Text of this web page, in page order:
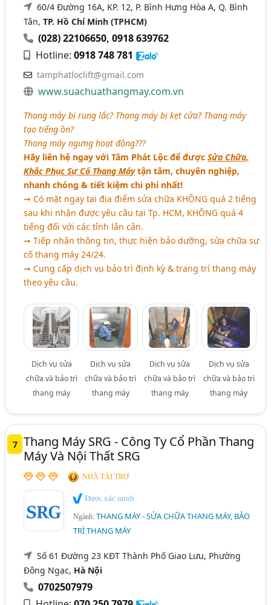
60/4 Đường 16A, KP. 12, P. Bình Hưng Hòa A, Q. Bình
Tân,TP. Hồ Chí Minh (TPHCM)
(028) 22106650,0918 639762
Hotline:0918 748 781
tamphatloclift@gmail.com
www.suachuathangmay.com.vn
Thang máy bị rung lắc? Thang máy bị kẹt cửa? Thang máy
tạo tiếng ồn?
Thang máy ngưng hoạt động???
Hãy liên hệ ngay với Tâm Phát Lộc để đượcSửa Chữa,
Khắc Phục Sự Cố Thang Máytận tâm, chuyên nghiệp,
nhanh chóng & tiết kiệm chi phí nhất!
➞ Có mặt ngay tại địa điểm sửa chữa KHÔNG quá 2 tiếng
sau khi nhận được yêu cầu tại Tp. HCM, KHÔNG quá 4
tiếng đối với các tỉnh lân cận.
➞ Tiếp nhận thông tin, thực hiện bảo dưỡng, sửa chữa sự
cố thang máy 24/24.
➞ Cung cấp dịch vụ bảo trì định kỳ & trang trí thang máy
theo yêu cầu.
Dịch vụ sửa
chữa và bảo trì
thang máy
Dịch vụ sửa
chữa và bảo trì
thang máy
Dịch vụ sửa
chữa và bảo trì
thang máy
Dịch vụ sửa
chữa và bảo trì
thang máy
7 Thang Máy SRG - Công Ty Cổ Phần Thang
Máy Và Nội Thất SRG
NHÀ TÀI TRỢ
Được xác minh
Ngành:THANG MÁY - SỬA CHỮA THANG MÁY, BẢO
TRÌ THANG MÁY
Số 61 Đường 23 KĐT Thành Phố Giao Lưu, Phường
Đông Ngạc, Hà Nội
0702507979